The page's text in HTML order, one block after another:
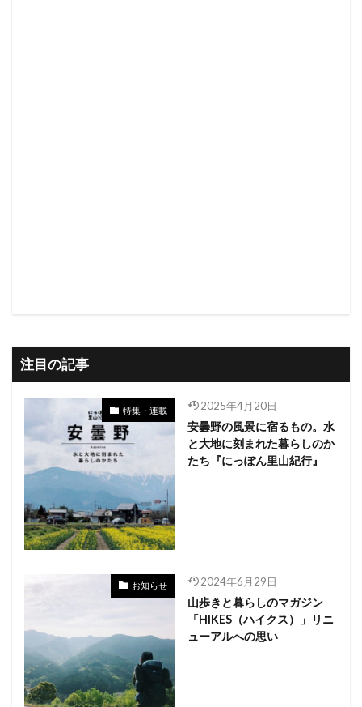
注目の記事
特集・連載 2025年4月20日
安曇野の風景に宿るもの。水
と大地に刻まれた暮らしのか
たち『にっぽん里山紀行』
お知らせ 2024年6月29日
山歩きと暮らしのマガジン
「HIKES（ハイクス）」リニ
ューアルへの思い